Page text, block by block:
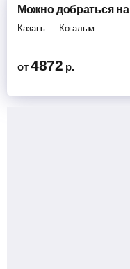
Можно добраться на
Казань — Когалым
от4872 р.